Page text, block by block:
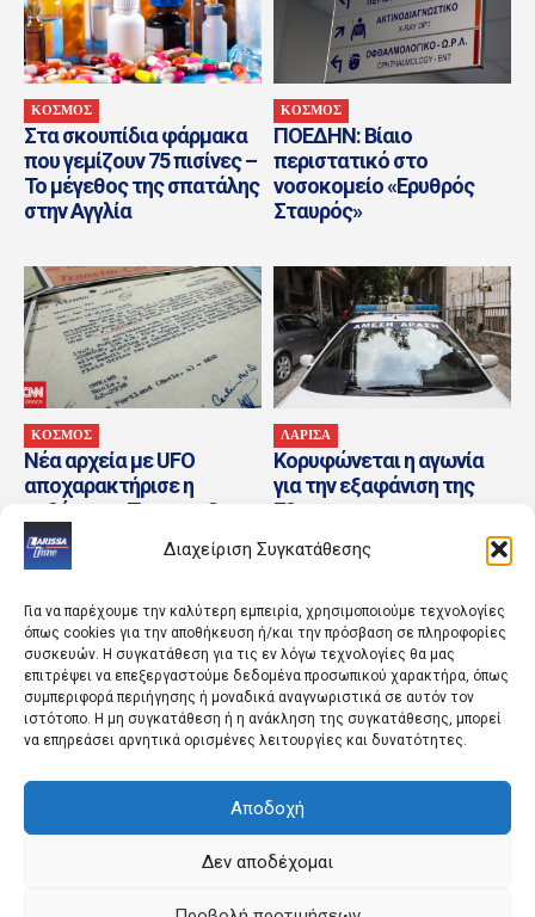
Διαχείριση Συγκατάθεσης
Για να παρέχουμε την καλύτερη εμπειρία, χρησιμοποιούμε τεχνολογίες
όπως cookies για την αποθήκευση ή/και την πρόσβαση σε πληροφορίες
συσκευών. Η συγκατάθεση για τις εν λόγω τεχνολογίες θα μας
επιτρέψει να επεξεργαστούμε δεδομένα προσωπικού χαρακτήρα, όπως
συμπεριφορά περιήγησης ή μοναδικά αναγνωριστικά σε αυτόν τον
ιστότοπο. Η μη συγκατάθεση ή η ανάκληση της συγκατάθεσης, μπορεί
να επηρεάσει αρνητικά ορισμένες λειτουργίες και δυνατότητες.
Αποδοχή
Δεν αποδέχομαι
ΚΟΣΜΟΣ
Στα σκουπίδια φάρμακα
που γεμίζουν 75 πισίνες –
Το μέγεθος της σπατάλης
στην Αγγλία
ΚΟΣΜΟΣ
ΠΟΕΔΗΝ: Βίαιο
περιστατικό στο
νοσοκομείο «Ερυθρός
Σταυρός»
ΚΟΣΜΟΣ
Νέα αρχεία με UFO
αποχαρακτήρισε η
κυβέρνηση Τραμπ – Οι
ανεξήγητες θεάσεις και
τα...
ΛΑΡΙΣΑ
Κορυφώνεται η αγωνία
για την εξαφάνιση της
72χρονης
ΚΟΣΜΟΣ
Τι ΟΗΕ χρειαζόμαστε: Ο
Αλ Καπόνε θα αναγνώριζε
τη σημερινή παγκόσμια
ΚΟΣΜΟΣ
Φωτιά στη Δυτική Αττική:
«Ζήσαμε εμπόλεμη
κατάσταση, επιλέξαμε να
μάχες»